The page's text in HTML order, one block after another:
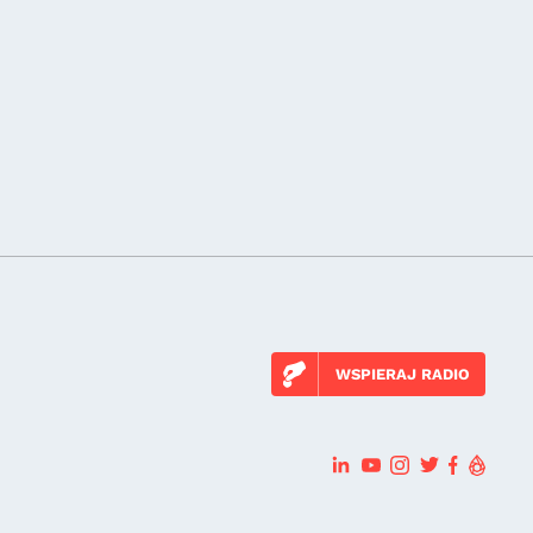
WSPIERAJ RADIO